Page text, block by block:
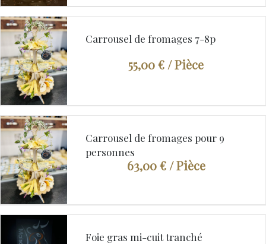
Carrousel de fromages 7-8p
55,00 € / Pièce
Carrousel de fromages pour 9
personnes
63,00 €/ Pièce
Foie gras mi-cuit tranché